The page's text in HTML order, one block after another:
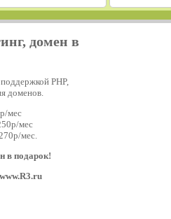
домен в
PHP,
доменов.
мес
мес
мес.
в подарок!
www.R3.ru